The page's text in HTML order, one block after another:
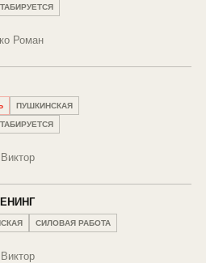
Роман
ПУШКИНСКАЯ
СИЛОВАЯ РАБОТА